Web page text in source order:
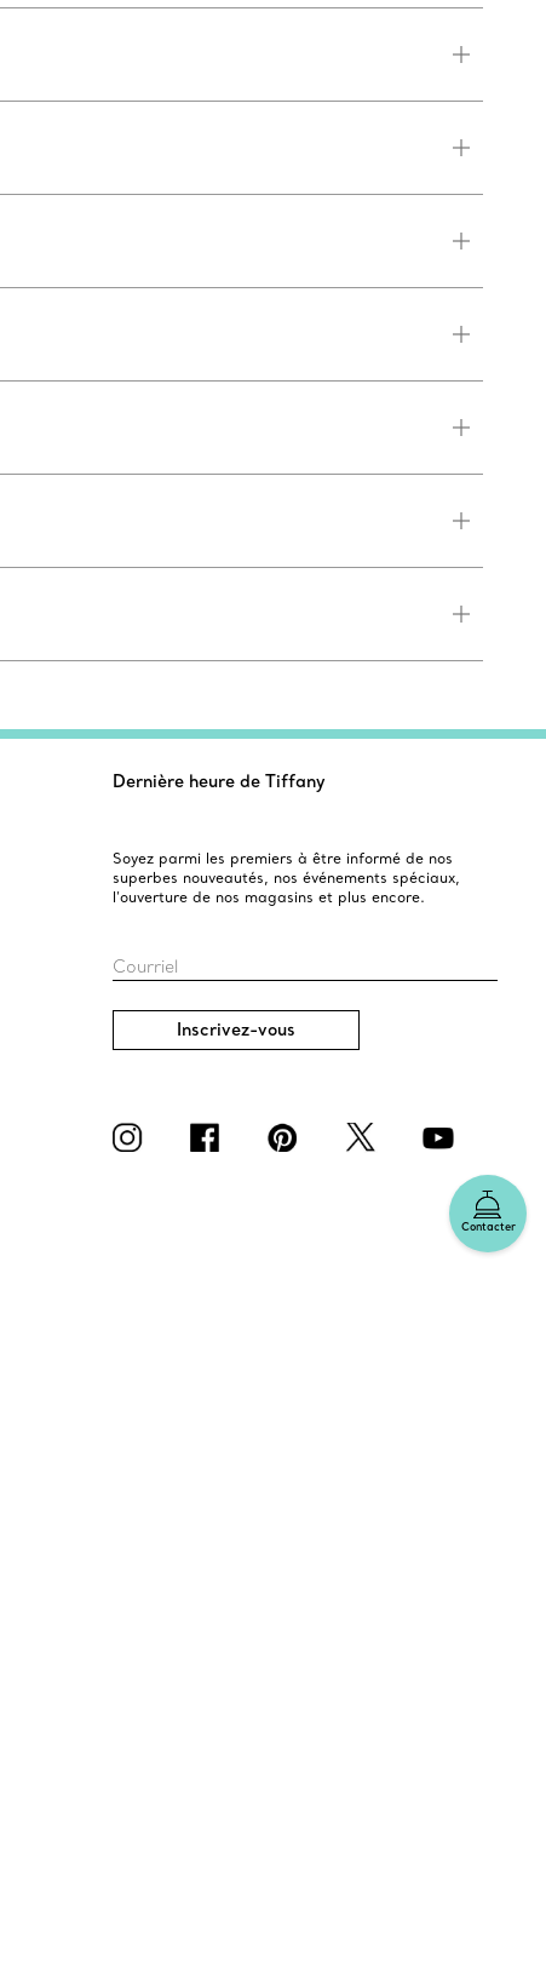
Contacter
Dernière heure de Tiffany
Soyez parmi les premiers à être informé de nos
superbes nouveautés, nos événements spéciaux,
l’ouverture de nos magasins et plus encore.
Courriel
Inscrivez-vous